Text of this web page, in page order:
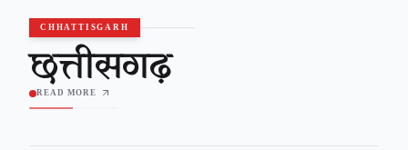
CHHATTISGARH
छत्तीसगढ़
READ MORE